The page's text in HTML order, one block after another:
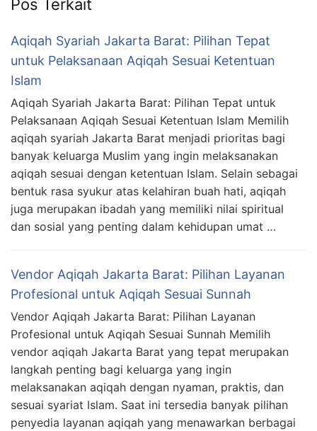
Pos Terkait
Aqiqah Syariah Jakarta Barat: Pilihan Tepat
untuk Pelaksanaan Aqiqah Sesuai Ketentuan
Islam
Aqiqah Syariah Jakarta Barat: Pilihan Tepat untuk
Pelaksanaan Aqiqah Sesuai Ketentuan Islam Memilih
aqiqah syariah Jakarta Barat menjadi prioritas bagi
banyak keluarga Muslim yang ingin melaksanakan
aqiqah sesuai dengan ketentuan Islam. Selain sebagai
bentuk rasa syukur atas kelahiran buah hati, aqiqah
juga merupakan ibadah yang memiliki nilai spiritual
dan sosial yang penting dalam kehidupan umat …
Vendor Aqiqah Jakarta Barat: Pilihan Layanan
Profesional untuk Aqiqah Sesuai Sunnah
Vendor Aqiqah Jakarta Barat: Pilihan Layanan
Profesional untuk Aqiqah Sesuai Sunnah Memilih
vendor aqiqah Jakarta Barat yang tepat merupakan
langkah penting bagi keluarga yang ingin
melaksanakan aqiqah dengan nyaman, praktis, dan
sesuai syariat Islam. Saat ini tersedia banyak pilihan
penyedia layanan aqiqah yang menawarkan berbagai